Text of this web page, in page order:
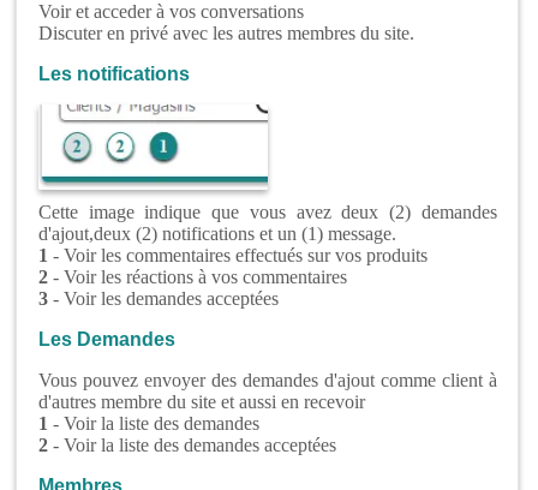
Voir et acceder à vos conversations
Discuter en privé avec les autres membres du site.
Les notifications
Cette image indique que vous avez deux (2) demandes
d'ajout,deux (2) notifications et un (1) message.
1 - Voir les commentaires effectués sur vos produits
2- Voir les réactions à vos commentaires
3- Voir les demandes acceptées
Les Demandes
Vous pouvez envoyer des demandes d'ajout comme client à
d'autres membre du site et aussi en recevoir
1 - Voir la liste des demandes
2- Voir la liste des demandes acceptées